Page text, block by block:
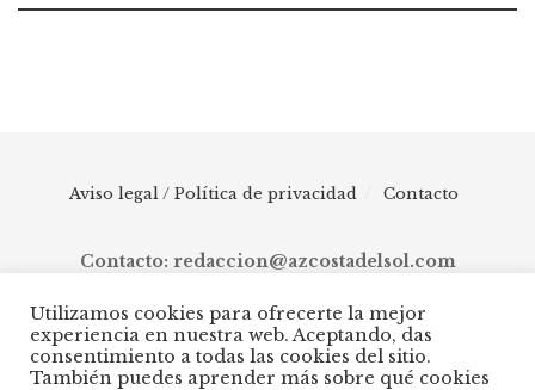
Aviso legal / Política de privacidad Contacto
Contacto: redaccion@azcostadelsol.com
© 2025 AZ Costa del Sol - Diario digital de Málaga capital hasta
Manilva, pasando por Torremolinos, Benalmádena, Fuengirola,
Utilizamos cookies para ofrecerte la mejor
experiencia en nuestra web. Aceptando, das
consentimiento a todas las cookies del sitio.
También puedes aprender más sobre qué cookies